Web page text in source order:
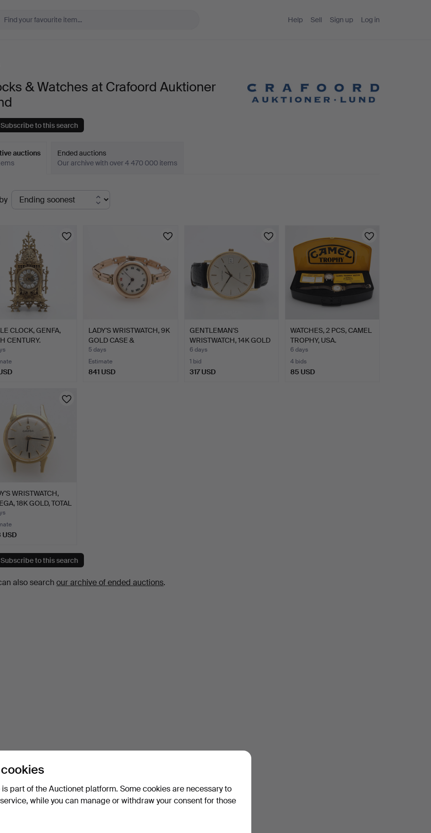
Help Sell Sign up Log in
& Watches at Crafoord Auktioner
Subscribe to this search
auctions
Ended auctions
Our archive with over 4 470 000 items
CLOCK, GENFA,
CENTURY.
LADY'S WRISTWATCH, 9K
GOLD CASE &
BRACELET…
5 days
Estimate
841 USD
GENTLEMAN'S
WRISTWATCH, 14K GOLD
CERTINA, …
6 days
1 bid
317 USD
WATCHES, 2 PCS, CAMEL
TROPHY, USA.
6 days
4 bids
85 USD
WRISTWATCH,
18K GOLD, TOTAL
USD
Subscribe to this search
also searchour archive of ended auctions.
part of the Auctionet platform. Some cookies are necessary to
while you can manage or withdraw your consent for those